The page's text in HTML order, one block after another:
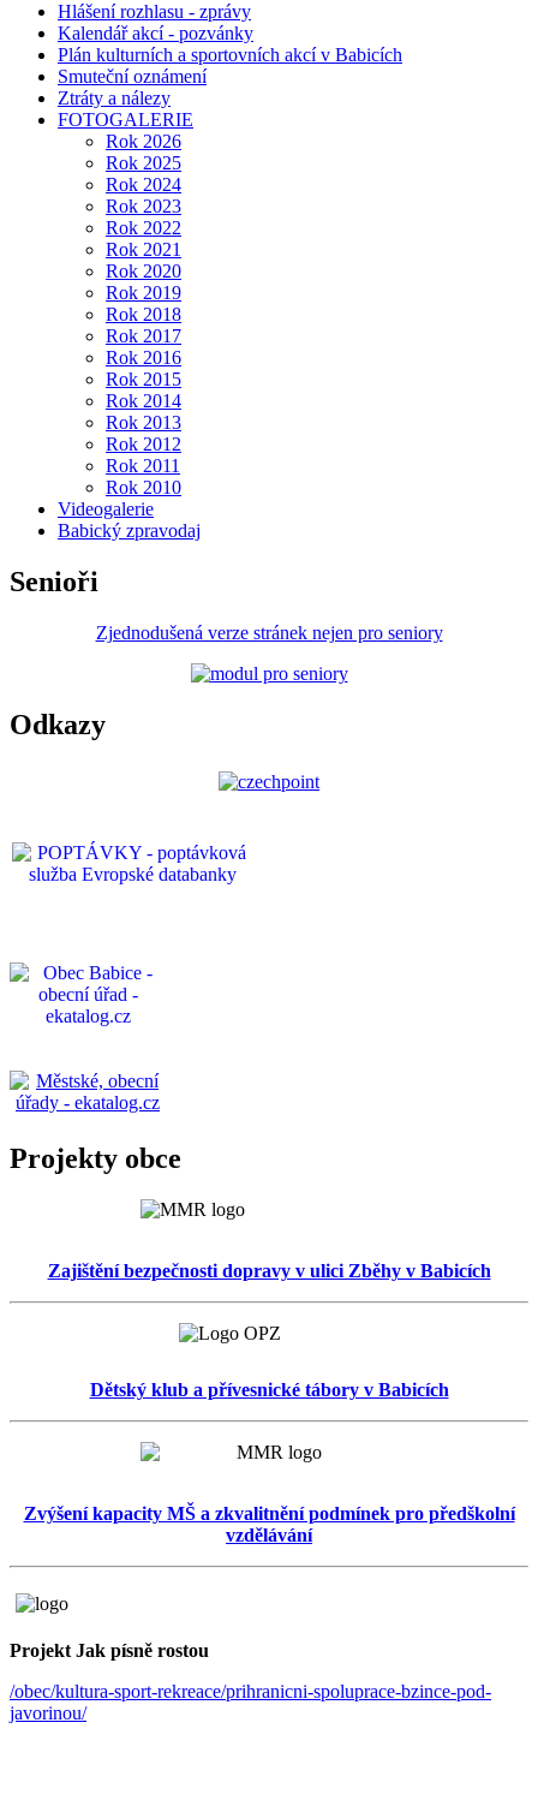
Hlášení rozhlasu - zprávy
Kalendář akcí - pozvánky
Plán kulturních a sportovních akcí v Babicích
Smuteční oznámení
Ztráty a nálezy
FOTOGALERIE
Rok 2026
Rok 2025
Rok 2024
Rok 2023
Rok 2022
Rok 2021
Rok 2020
Rok 2019
Rok 2018
Rok 2017
Rok 2016
Rok 2015
Rok 2014
Rok 2013
Rok 2012
Rok 2011
Rok 2010
Videogalerie
Babický zpravodaj
Senioři
Zjednodušená verze stránek nejen pro seniory
Odkazy
Projekty obce
Zajištění bezpečnosti dopravy v ulici Zběhy v Babicích
Dětský klub a přívesnické tábory v Babicích
Zvýšení kapacity MŠ a zkvalitnění podmínek pro předškolní
vzdělávání
Projekt Jak písně rostou
/obec/kultura-sport-rekreace/prihranicni-spoluprace-bzince-pod-
javorinou/